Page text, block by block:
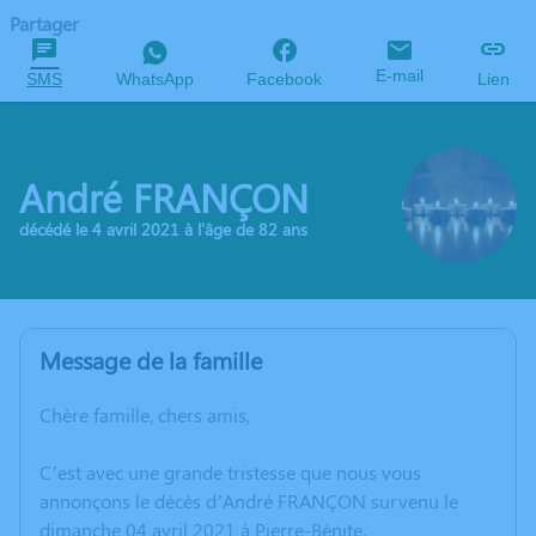
Partager
SMS WhatsApp Facebook E-mail Lien
André FRANÇON
décédé le 4 avril 2021 à l'âge de 82 ans
Message de la famille
Chère famille, chers amis,
C’est avec une grande tristesse que nous vous
annonçons le décès d’André FRANÇON survenu le
dimanche 04 avril 2021 à Pierre-Bénite.